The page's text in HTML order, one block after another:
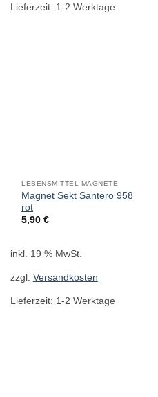
Lieferzeit: 1-2 Werktage
LEBENSMITTEL MAGNETE
Magnet Sekt Santero 958
rot
5,90€
inkl. 19 % MwSt.
zzgl. Versandkosten
Lieferzeit: 1-2 Werktage